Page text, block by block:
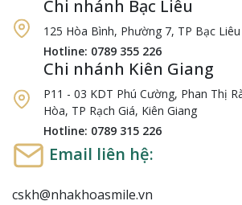
Chi nhánh Bạc Liêu
125 Hòa Bình, Phường 7, TP Bạc Liêu
Hotline: 0789 355 226
Chi nhánh Kiên Giang
P11 - 03 KDT Phú Cường, Phan Thị
Hòa, TP Rạch Giá, Kiên Giang
Hotline: 0789 315 226
Email liên hệ:
cskh@nhakhoasmile.vn